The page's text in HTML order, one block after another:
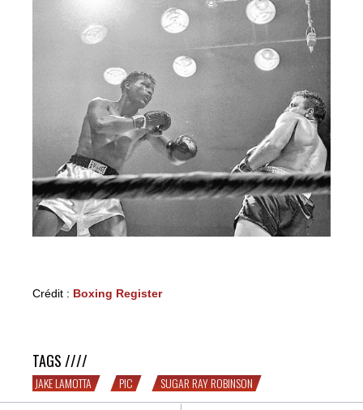
Crédit : Boxing Register
TAGS ////
JAKE LAMOTTA PIC SUGAR RAY ROBINSON